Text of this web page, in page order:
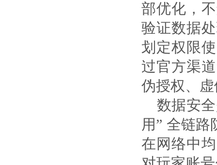
部优化，
验证数据
划定权限
过官方渠
伪授权、
数据安
用” 全链
在网络中